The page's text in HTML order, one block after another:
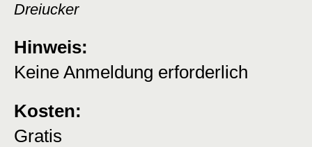
Dreiucker
Hinweis:
Keine Anmeldung erforderlich
Kosten:
Gratis